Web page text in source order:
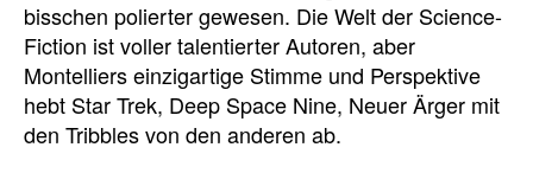
bisschen polierter gewesen. Die Welt der Science-
Fiction ist voller talentierter Autoren, aber
Montelliers einzigartige Stimme und Perspektive
hebt Star Trek, Deep Space Nine, Neuer Ärger mit
den Tribbles von den anderen ab.